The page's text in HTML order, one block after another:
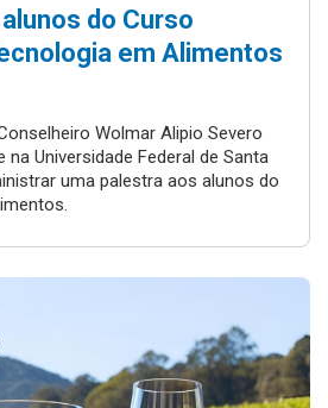
do Curso
em Alimentos
Wolmar Alipio Severo
na Universidade Federal de Santa
uma palestra aos alunos do